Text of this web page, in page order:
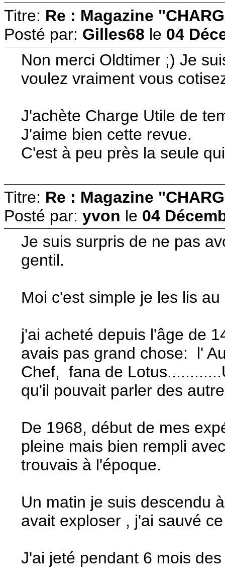
Titre: Re : Magazine
Posté par: Gilles68 le 04
Non merci Oldtimer ;) Je
voulez vraiment vous
J'achète Charge Utile de
J'aime bien cette revue.
C'est à peu près la seule
Titre: Re : Magazine
Posté par: yvon le 04
Je suis surpris de ne pas
gentil.
Moi c'est simple je les lis
j'ai acheté depuis l'âge de
avais pas grand chose: l'
Chef, fana de
qu'il pouvait parler des
De 1968, début de mes
pleine mais bien rempli
trouvais à l'époque.
Un matin je suis descendu
avait exploser , j'ai sauvé
J'ai jeté pendant 6 mois